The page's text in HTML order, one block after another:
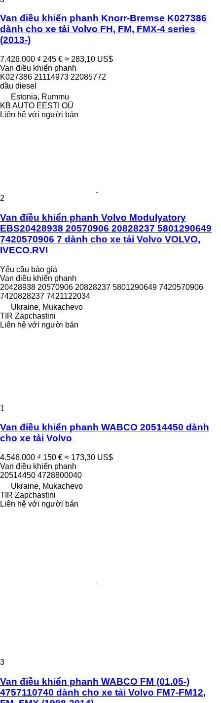
Van điều khiển phanh Knorr-Bremse K027386
dành cho xe tải Volvo FH, FM, FMX-4 series
(2013-)
7.426.000 ₫ 245 € ≈ 283,10 US$
Van điều khiển phanh
K027386 21114973 22085772
dầu diesel
Estonia, Rummu
KB AUTO EESTI OÜ
Liên hệ với người bán
2
Van điều khiển phanh Volvo Modulyatory
EBS20428938 20570906 20828237 5801290649
7420570906 7 dành cho xe tải Volvo VOLVO,
IVECO.RVI
Yêu cầu báo giá
Van điều khiển phanh
20428938 20570906 20828237 5801290649 7420570906
7420828237 7421122034
Ukraine, Mukachevo
TIR Zapchastini
Liên hệ với người bán
1
Van điều khiển phanh WABCO 20514450 dành
cho xe tải Volvo
4.546.000 ₫ 150 € ≈ 173,30 US$
Van điều khiển phanh
20514450 4728800040
Ukraine, Mukachevo
TIR Zapchastini
Liên hệ với người bán
3
Van điều khiển phanh WABCO FM (01.05-)
4757110740 dành cho xe tải Volvo FM7-FM12,